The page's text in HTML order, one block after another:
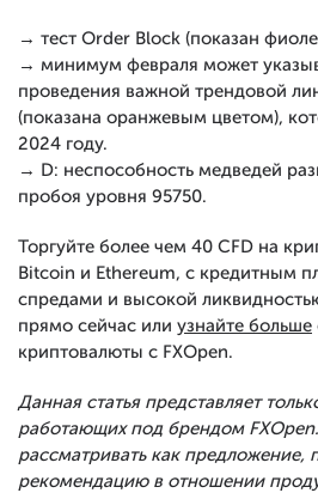
→ тест Order Block (показан
→ минимум февраля может
проведения важной трендовой
(показана оранжевым цветом),
2024 году.
→ D: неспособность медведей
пробоя уровня 95750.
Торгуйте более чем 40 CFD на
Bitcoin и Ethereum, с кредитным
спредами и высокой
прямо сейчас или узнайте больше
криптовалюты с FXOpen.
Данная статья представляет
работающих под брендом
рассматривать как предложение,
рекомендацию в отношении